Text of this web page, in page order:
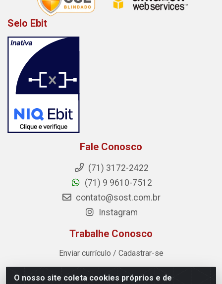
O nosso site coleta cookies próprios e de
Selo Ebit
Fale Conosco
(71) 3172-2422
(71) 9 9610-7512
contato@sost.com.br
Instagram
Trabalhe Conosco
Enviar currículo / Cadastrar-se